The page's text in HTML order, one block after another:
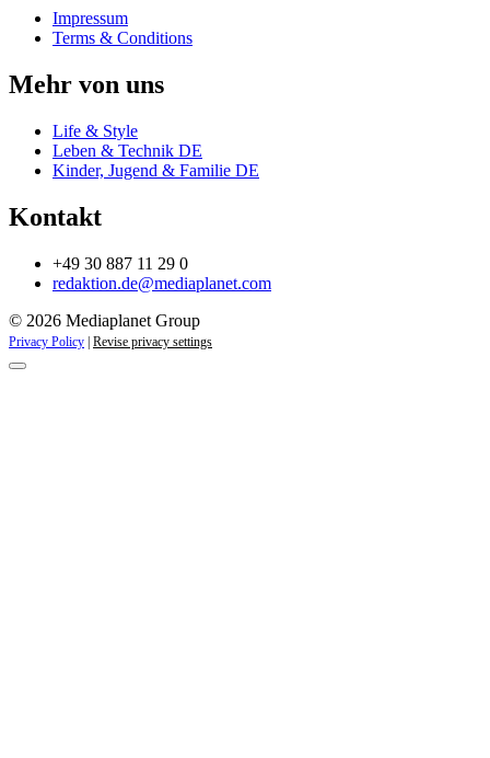
Impressum
Terms & Conditions
Mehr von uns
Life & Style
Leben & Technik DE
Kinder, Jugend & Familie DE
Kontakt
+49 30 887 11 29 0
redaktion.de@mediaplanet.com
© 2026 Mediaplanet Group
Privacy Policy | Revise privacy settings